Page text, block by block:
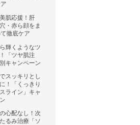
肌応援！肝
・赤ら顔をま
徹底ケア
輝くようなツ
「ツヤ肌注
キャンペーン
スッキリとし
！「くっきり
ライン」キャ
心配なし！次
るみ治療「ソ